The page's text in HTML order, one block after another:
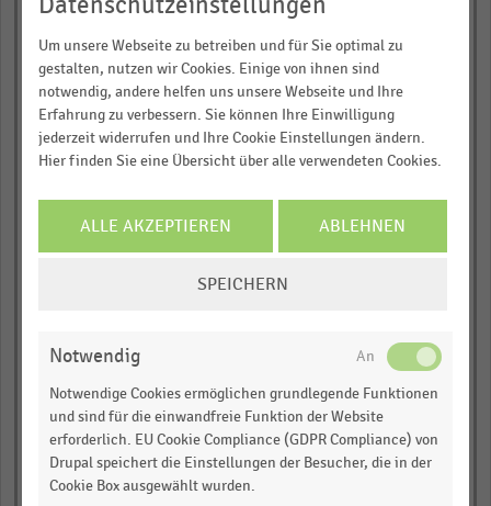
Löhrstraße (Mitte),
Hannover
Ludgeristraße, Münster
Bahnhofstraße (Mitte),
Große Bockenheimer
Königsteiner Straße
Main
Adalbertstraße (West),
Remigiusstraße, Bonn
Um unsere Webseite zu betreiben und für Sie optimal zu
gestalten, nutzen wir Cookies. Einige von ihnen sind
notwendig, andere helfen uns unsere Webseite und Ihre
Erfahrung zu verbessern. Sie können Ihre Einwilligung
jederzeit widerrufen und Ihre Cookie Einstellungen ändern.
Hier finden Sie eine Übersicht über alle verwendeten Cookies.
ALLE AKZEPTIEREN ABLEHNEN
SPEICHERN
Notwendig
Notwendige Cookies ermöglichen grundlegende Funktionen
und sind für die einwandfreie Funktion der Website
erforderlich. EU Cookie Compliance (GDPR Compliance) von
Drupal speichert die Einstellungen der Besucher, die in der
Cookie Box ausgewählt wurden.